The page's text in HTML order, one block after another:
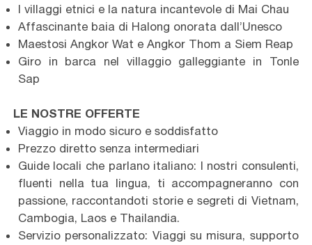
I villaggi etnici e la natura incantevole di Mai Chau
Affascinante baia di Halong onorata dall’Unesco
Maestosi Angkor Wat e Angkor Thom a Siem Reap
Giro in barca nel villaggio galleggiante in Tonle
Sap
LE NOSTRE OFFERTE
Viaggio in modo sicuro e soddisfatto
Prezzo diretto senza intermediari
Guide locali che parlano italiano: I nostri consulenti,
fluenti nella tua lingua, ti accompagneranno con
passione, raccontandoti storie e segreti di Vietnam,
Cambogia, Laos e Thailandia.
Servizio personalizzato: Viaggi su misura, supporto